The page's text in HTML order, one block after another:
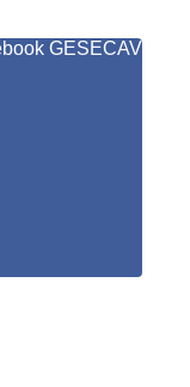
GESECAV